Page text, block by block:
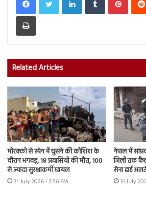
Print
Related Articles
मोरक्को से स्पेन में घुसने की कोशिश के
दौरान भगदड़, 18 प्रवासियों की मौत, 100
से ज्यादा सुरक्षाकर्मी घायल
31 July 2026 - 2:56 PM
नेपाल में
जिलों तक
सेना हाई अलर्ट
31 July